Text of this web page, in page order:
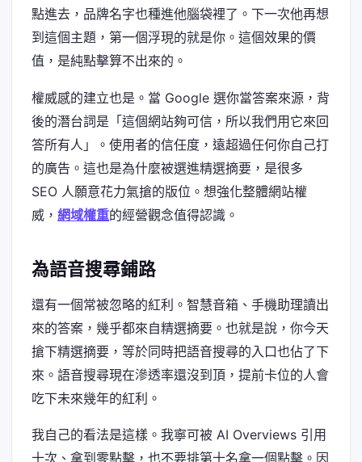
點進去，品牌名字也種進他腦袋裡了。下一次他再想
到這個主題，第一個浮現的就是你。這個效果的價
值，是純點擊算不出來的。
權威感的建立也是。當 Google 選你當答案來源，背
後的潛台詞是「這個網站夠可信，所以我們用它來回
答所有人」。使用者的信任度，遠超過任何你自己打
的廣告。這也是為什麼被選進精選摘要，是很多
SEO 人願意花力氣搶的版位。想強化整體網站權
威， 網域權重的經營觀念值得認識。
為語音搜尋鋪路
還有一個常被忽略的紅利。智慧音箱、手機助理讀出
來的答案，幾乎都來自精選摘要。也就是說，你今天
搶下精選摘要，等於同時把語音搜尋的入口也佔了下
來。語音搜尋現在滲透率還沒到頂，提前卡位的人會
吃下未來幾年的紅利。
我自己的看法是這樣。我寧可被 AI Overviews 引用
十次、拿到零點擊，也不要排第十名拿一個點擊。因